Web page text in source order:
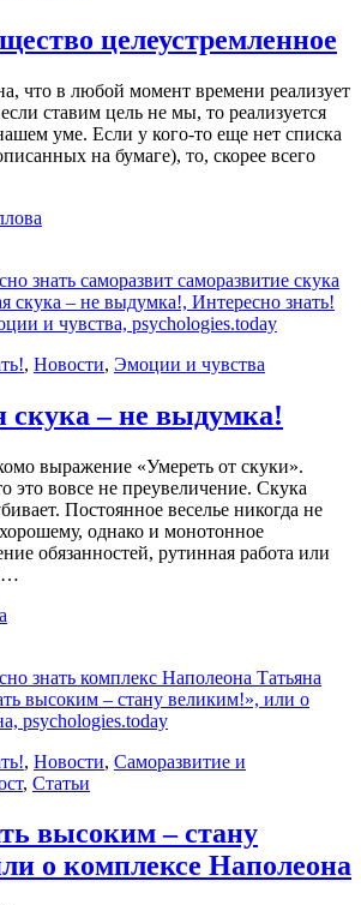
целеустремленное
что в любой момент времени реализует
ставим цель не мы, то реализуется
уме. Если у кого-то еще нет списка
на бумаге), то, скорее всего
, Новости, Эмоции и чувства
скука – не выдумка!
выражение «Умереть от скуки».
это вовсе не преувеличение. Скука
Постоянное веселье никогда не
однако и монотонное
обязанностей, рутинная работа или
, Новости, Саморазвитие и
, Статьи
высоким – стану
о комплексе Наполеона